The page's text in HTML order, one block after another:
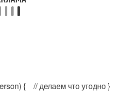
{ // делаем что угодно }